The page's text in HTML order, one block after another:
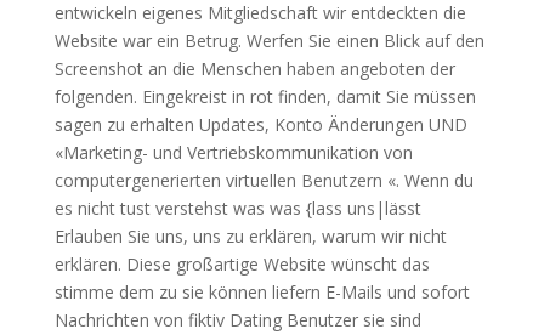
entwickeln eigenes Mitgliedschaft wir entdeckten die
Website war ein Betrug. Werfen Sie einen Blick auf den
Screenshot an die Menschen haben angeboten der
folgenden. Eingekreist in rot finden, damit Sie müssen
sagen zu erhalten Updates, Konto Änderungen UND
«Marketing- und Vertriebskommunikation von
computergenerierten virtuellen Benutzern «. Wenn du
es nicht tust verstehst was was {lass uns|lässt
Erlauben Sie uns, uns zu erklären, warum wir nicht
erklären. Diese großartige Website wünscht das
stimme dem zu sie können liefern E-Mails und sofort
Nachrichten von fiktiv Dating Benutzer sie sind